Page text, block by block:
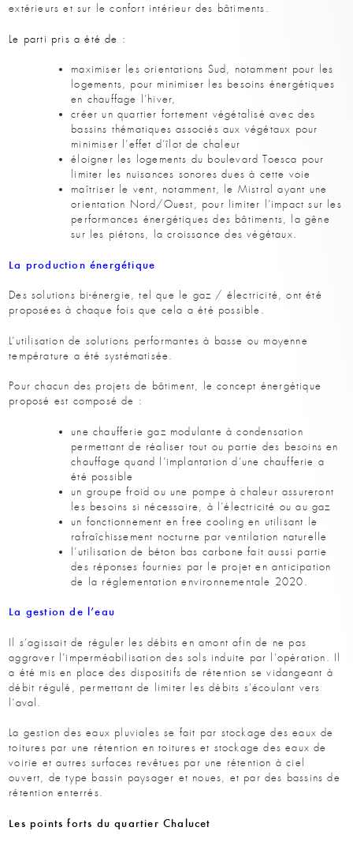
extérieurs et sur le confort intérieur des bâtiments.
Le parti pris a été de :
maximiser les orientations Sud, notamment pour les
logements, pour minimiser les besoins énergétiques
en chauffage l’hiver,
créer un quartier fortement végétalisé avec des
bassins thématiques associés aux végétaux pour
minimiser l’effet d’îlot de chaleur
éloigner les logements du boulevard Toesca pour
limiter les nuisances sonores dues à cette voie
maîtriser le vent, notamment, le Mistral ayant une
orientation Nord/Ouest, pour limiter l’impact sur les
performances énergétiques des bâtiments, la gêne
sur les piétons, la croissance des végétaux.
La production énergétique
Des solutions bi-énergie, tel que le gaz / électricité, ont été
proposées à chaque fois que cela a été possible.
L’utilisation de solutions performantes à basse ou moyenne
température a été systématisée.
Pour chacun des projets de bâtiment, le concept énergétique
proposé est composé de :
une chaufferie gaz modulante à condensation
permettant de réaliser tout ou partie des besoins en
chauffage quand l’implantation d’une chaufferie a
été possible
un groupe froid ou une pompe à chaleur assureront
les besoins si nécessaire, à l’électricité ou au gaz
un fonctionnement en free cooling en utilisant le
rafraîchissement nocturne par ventilation naturelle
l’utilisation de béton bas carbone fait aussi partie
des réponses fournies par le projet en anticipation
de la réglementation environnementale 2020.
La gestion de l’eau
Il s’agissait de réguler les débits en amont afin de ne pas
aggraver l’imperméabilisation des sols induite par l’opération. Il
a été mis en place des dispositifs de rétention se vidangeant à
débit régulé, permettant de limiter les débits s’écoulant vers
l’aval.
La gestion des eaux pluviales se fait par stockage des eaux de
toitures par une rétention en toitures et stockage des eaux de
voirie et autres surfaces revêtues par une rétention à ciel
ouvert, de type bassin paysager et noues, et par des bassins de
rétention enterrés.
Les points forts du quartier Chalucet